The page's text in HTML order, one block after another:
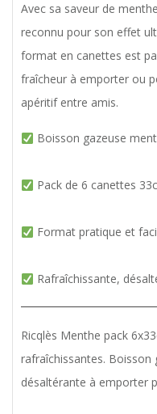
Avec sa saveur de
reconnu pour son effet
format en canettes est
fraîcheur à emporter ou
apéritif entre amis.
Boisson gazeuse
Pack de 6 canettes
Format pratique et
Rafraîchissante,
Ricqlès Menthe pack
rafraîchissantes.
désaltérante à emporter